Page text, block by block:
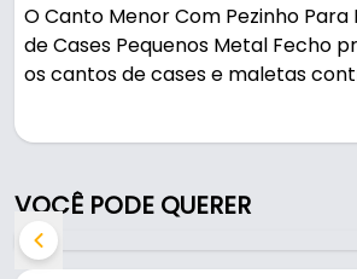
O Canto Menor Com Pezinho
de Cases Pequenos Metal Fecho
os cantos de cases e maletas
diário.
Características:
VOCÊ PODE QUERER